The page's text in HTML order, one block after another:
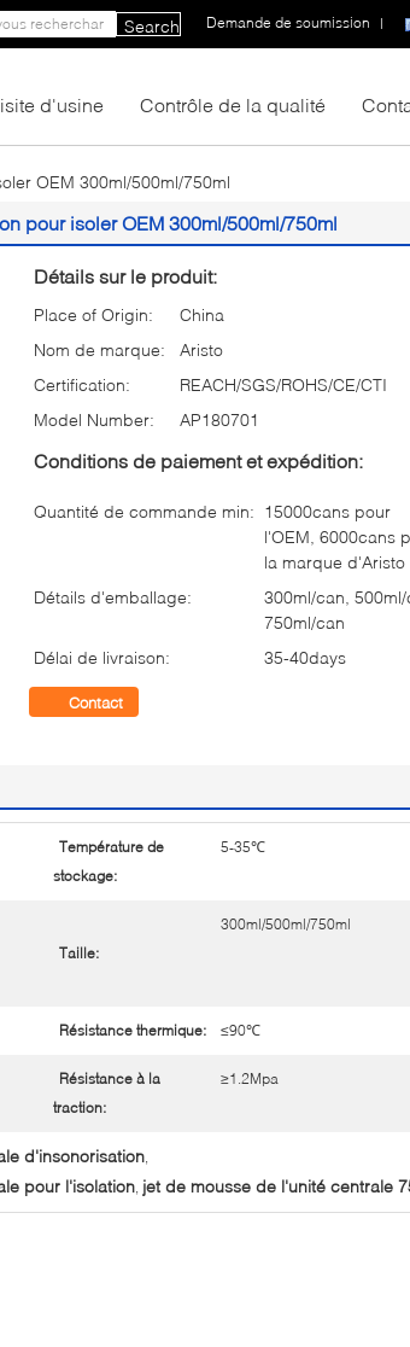
Demande de soumission |
Search
d'usine Contrôle de la qualité
OEM 300ml/500ml/750ml
pour isoler OEM 300ml/500ml/750ml
Détails sur le produit:
Place of Origin:
China
Nom de marque:
Aristo
Certification:
REACH/SGS/ROHS/CE/CTI
Model Number:
AP180701
Conditions de paiement et expédition:
Quantité de commande min: 15000cans pour
l'OEM, 6000cans
la marque d'Aristo
Détails d'emballage:
300ml/can, 500ml/
750ml/can
Délai de livraison:
35-40days
Contact
Température de
stockage:
5-35℃
Taille:
300ml/500ml/750ml
Résistance thermique: ≤90℃
Résistance à la
traction:
≥1.2Mpa
d'insonorisation,
pour l'isolation, jet de mousse de l'unité centrale